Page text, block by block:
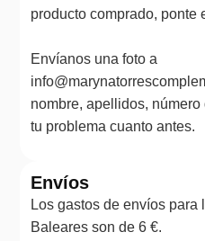
producto comprado, ponte
Envíanos una foto a
nombre, apellidos,
tu problema cuanto antes.
Envíos
Los gastos de envíos
Baleares son de 6 €.